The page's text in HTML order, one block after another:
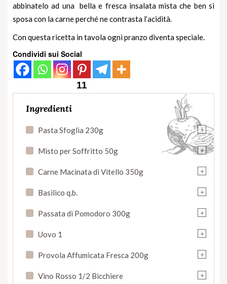
abbinatelo ad una bella e fresca insalata mista che ben si
sposa con la carne perché ne contrasta l’acidità.
Con questa ricetta in tavola ogni pranzo diventa speciale.
Condividi sui Social
11
Ingredienti
+
Pasta Sfoglia 230g
+
Misto per Soffritto 50g
+
Carne Macinata di Vitello 350g
+
Basilico q.b.
+
Passata di Pomodoro 300g
+
Uovo 1
+
Provola Affumicata Fresca 200g
+
Vino Rosso 1/2 Bicchiere